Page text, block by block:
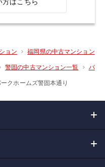
ョン 福岡県の中古マンション
警固の中古マンション一覧 パ
ークホームズ警固本通り